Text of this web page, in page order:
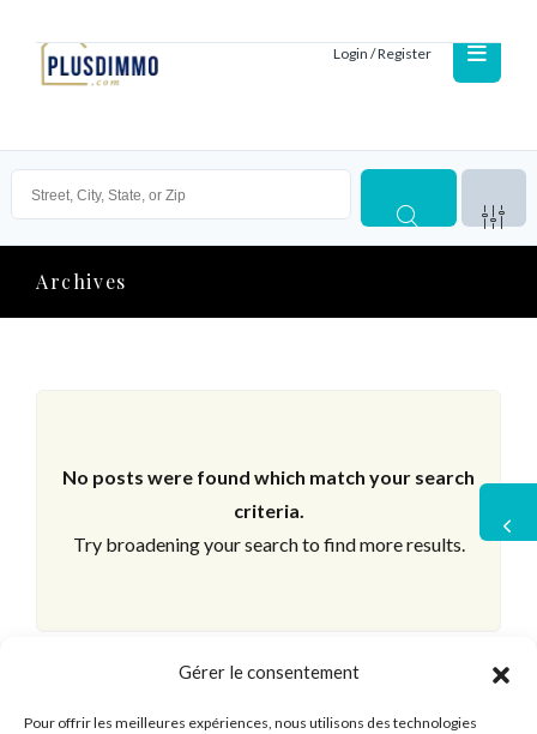
Gérer le consentement
Pour offrir les meilleures expériences, nous utilisons des technologies
Login / Register
Archives
No posts were found which match your search
criteria.
Try broadening your search to find more results.